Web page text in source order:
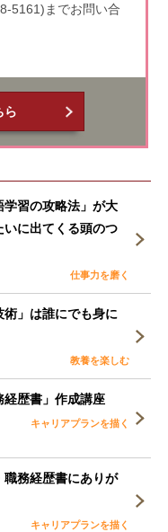
5161)までお問い合
ら
習の攻略法」が大
いに出てくる頭のつ
仕事力を磨く
」は誰にでも身に
教養を楽しむ
経歴書」作成講座
キャリアプランを描く
務経歴書にありが
キャリアプランを描く